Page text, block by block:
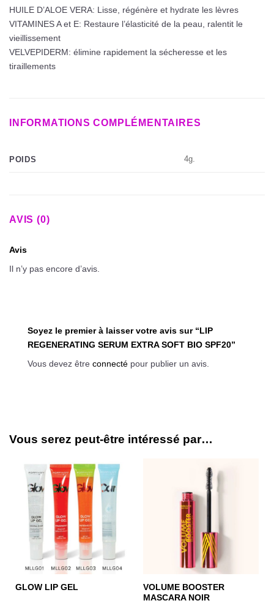
HUILE D’ALOE VERA: Lisse, régénère et hydrate les lèvres
VITAMINES A et E: Restaure l’élasticité de la peau, ralentit le
vieillissement
VELVEPIDERM: élimine rapidement la sécheresse et les
tiraillements
INFORMATIONS COMPLÉMENTAIRES
POIDS 4g.
AVIS (0)
Avis
Il n’y pas encore d’avis.
Soyez le premier à laisser votre avis sur “LIP
REGENERATING SERUM EXTRA SOFT BIO SPF20”
Vous devez être connecté pour publier un avis.
Vous serez peut-être intéressé par…
GLOW LIP GEL
VOLUME BOOSTER
MASCARA NOIR